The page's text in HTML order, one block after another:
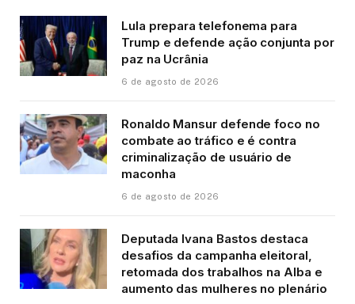
Lula prepara telefonema para
Trump e defende ação conjunta por
paz na Ucrânia
6 de agosto de 2026
Ronaldo Mansur defende foco no
combate ao tráfico e é contra
criminalização de usuário de
maconha
6 de agosto de 2026
Deputada Ivana Bastos destaca
desafios da campanha eleitoral,
retomada dos trabalhos na Alba e
aumento das mulheres no plenário